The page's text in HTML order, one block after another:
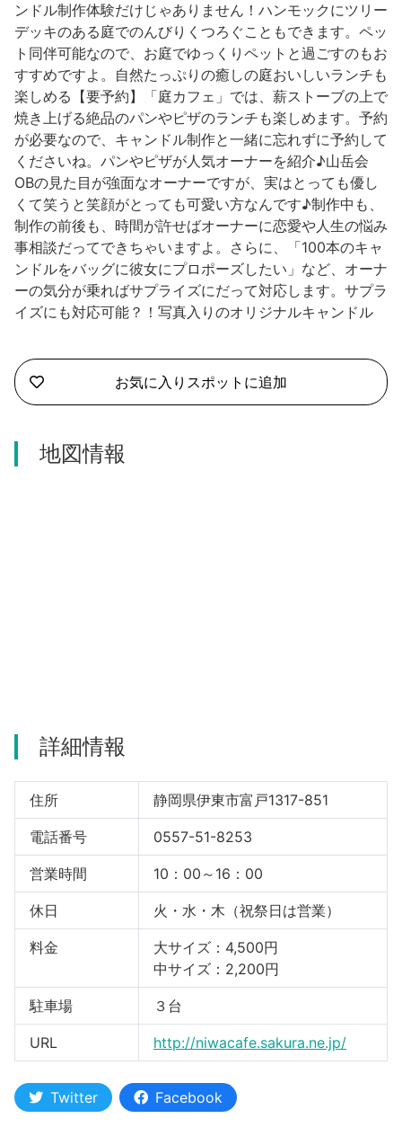
ンドル制作体験だけじゃありません！ハンモックにツリー
デッキのある庭でのんびりくつろぐこともできます。ペッ
ト同伴可能なので、お庭でゆっくりペットと過ごすのもお
すすめですよ。自然たっぷりの癒しの庭おいしいランチも
楽しめる【要予約】「庭カフェ」では、薪ストーブの上で
焼き上げる絶品のパンやピザのランチも楽しめます。予約
が必要なので、キャンドル制作と一緒に忘れずに予約して
くださいね。パンやピザが人気オーナーを紹介♪山岳会
OBの見た目が強面なオーナーですが、実はとっても優し
くて笑うと笑顔がとっても可愛い方なんです♪制作中も、
制作の前後も、時間が許せばオーナーに恋愛や人生の悩み
事相談だってできちゃいますよ。さらに、「100本のキャ
ンドルをバッグに彼女にプロポーズしたい」など、オーナ
ーの気分が乗ればサプライズにだって対応します。サプラ
イズにも対応可能？！写真入りのオリジナルキャンドル
お気に入りスポットに追加
地図情報
詳細情報
住所 静岡県伊東市富戸1317-851
電話番号 0557-51-8253
営業時間 10：00～16：00
休日 火・水・木（祝祭日は営業）
料金
大サイズ：4,500円
中サイズ：2,200円
駐車場 ３台
URL http://niwacafe.sakura.ne.jp/
Twitter Facebook